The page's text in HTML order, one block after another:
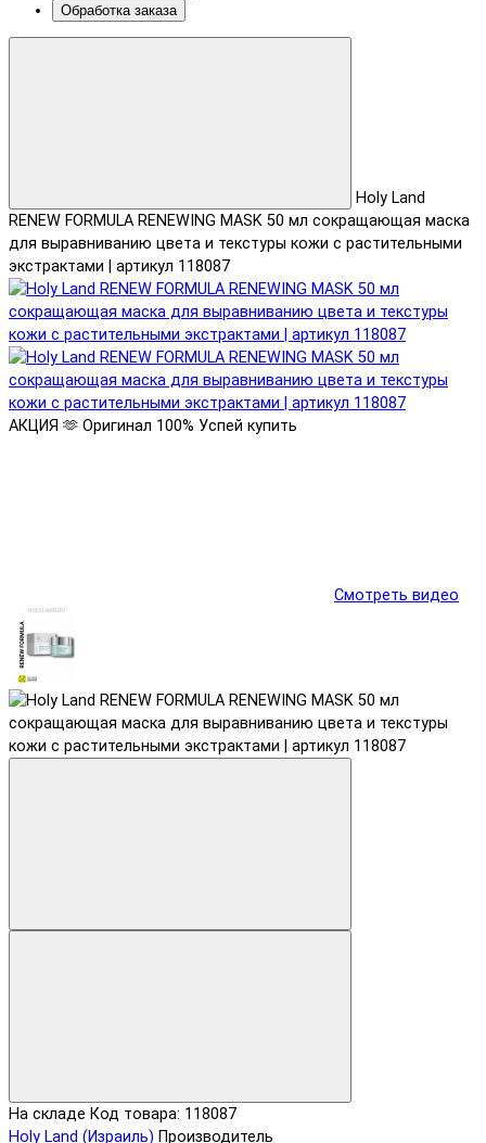
Обработка заказа
Holy Land
RENEW FORMULA RENEWING MASK 50 мл сокращающая маска
для выравниванию цвета и текстуры кожи с растительными
экстрактами | артикул 118087
АКЦИЯ 🫶 Оригинал 100% Успей купить
Смотреть видео
На складе Код товара: 118087
Holy Land (Израиль) Производитель